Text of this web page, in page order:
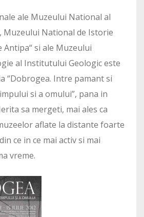
ale Muzeului National al
Muzeului National de Istorie
si ale Muzeului
al Institutului Geologic este
“Dobrogea. Intre pamant si
si a omului”, pana in
sa mergeti, mai ales ca
aflate la distante foarte
ce in ce mai activ si mai
vreme.